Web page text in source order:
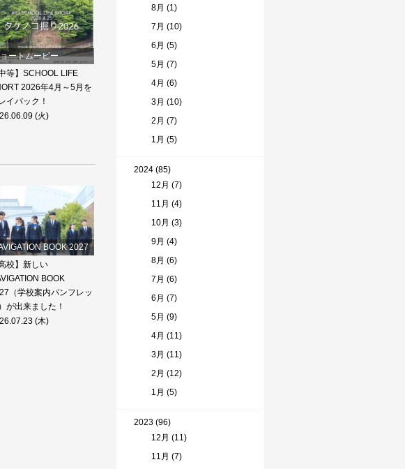
ートムービー
中等】SCHOOL LIFE
2026年4月～5月を
イバック！
(火)
BOOK 2027
高校】新しい
BOOK
（学校案内パンフレッ
が出来ました！
(木)
8月 (1)
7月 (10)
6月 (5)
5月 (7)
4月 (6)
3月 (10)
2月 (7)
1月 (5)
2024 (85)
12月 (7)
11月 (4)
10月 (3)
9月 (4)
8月 (6)
7月 (6)
6月 (7)
5月 (9)
4月 (11)
3月 (11)
2月 (12)
1月 (5)
2023 (96)
12月 (11)
11月 (7)